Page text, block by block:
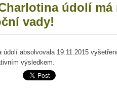
údolí
vady!
údolí absolvovala 19.11.2015
výsledkem.